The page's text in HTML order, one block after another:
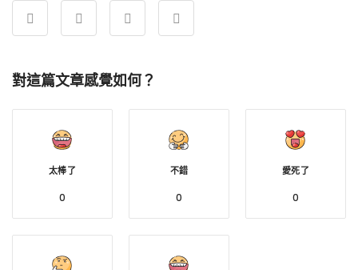
對這篇文章感覺如何？
太棒了
0
不錯
0
愛死了
0